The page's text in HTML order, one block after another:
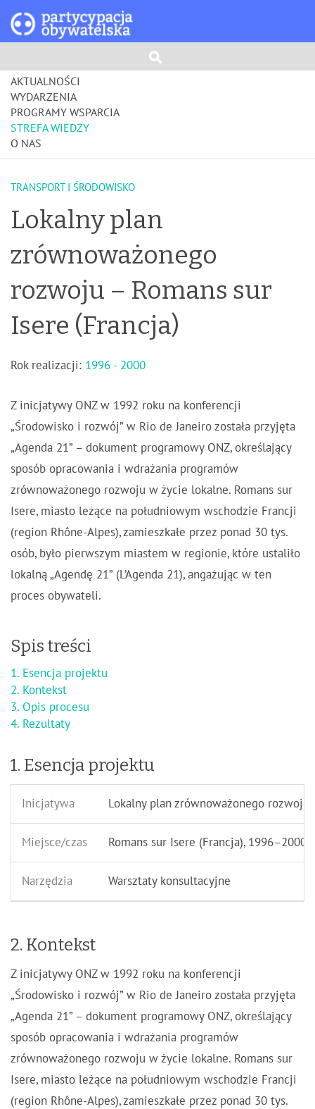
AKTUALNOŚCI
WYDARZENIA
PROGRAMY WSPARCIA
STREFA WIEDZY
O NAS
TRANSPORT I ŚRODOWISKO
Lokalny plan
zrównoważonego
rozwoju – Romans sur
Isere (Francja)
Rok realizacji: 1996 - 2000
Z inicjatywy ONZ w 1992 roku na konferencji
„Środowisko i rozwój” w Rio de Janeiro została przyjęta
„Agenda 21” – dokument programowy ONZ, określający
sposób opracowania i wdrażania programów
zrównoważonego rozwoju w życie lokalne. Romans sur
Isere, miasto leżące na południowym wschodzie Francji
(region Rhône-Alpes), zamieszkałe przez ponad 30 tys.
osób, było pierwszym miastem w regionie, które ustaliło
lokalną „Agendę 21” (L’Agenda 21), angażując w ten
proces obywateli.
Spis treści
1. Esencja projektu
2. Kontekst
3. Opis procesu
4. Rezultaty
1. Esencja projektu
Inicjatywa Lokalny plan zrównoważonego rozwoju
Miejsce/czas Romans sur Isere (Francja), 1996–2000
Narzędzia Warsztaty konsultacyjne
2. Kontekst
Z inicjatywy ONZ w 1992 roku na konferencji
„Środowisko i rozwój” w Rio de Janeiro została przyjęta
„Agenda 21” – dokument programowy ONZ, określający
sposób opracowania i wdrażania programów
zrównoważonego rozwoju w życie lokalne. Romans sur
Isere, miasto leżące na południowym wschodzie Francji
(region Rhône-Alpes), zamieszkałe przez ponad 30 tys.